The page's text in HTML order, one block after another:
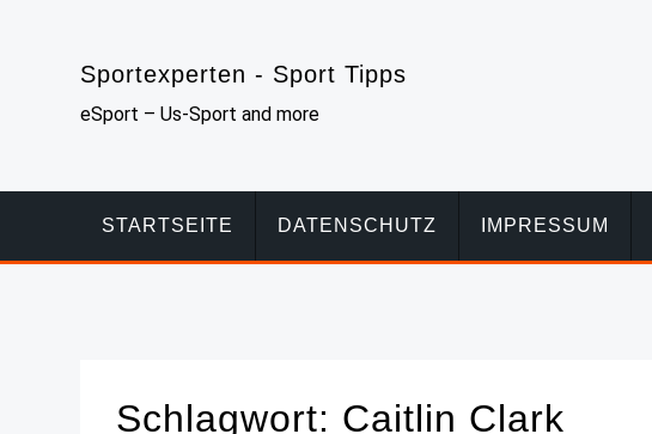
Sportexperten - Sport Tipps
eSport – Us-Sport and more
STARTSEITE DATENSCHUTZ IMPRESSUM
Schlagwort: Caitlin Clark